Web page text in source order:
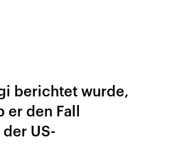
berichtet wurde,
er den Fall
US-